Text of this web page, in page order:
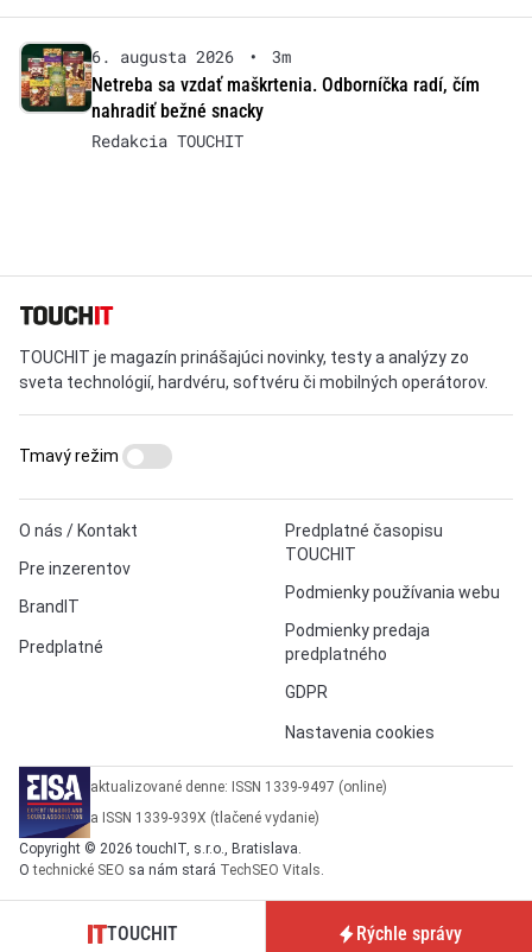
6. augusta 2026 •
3m
Netreba sa vzdať maškrtenia. Odborníčka radí, čím
nahradiť bežné snacky
Redakcia TOUCHIT
TOUCHIT je magazín prinášajúci novinky, testy a analýzy zo
sveta technológií, hardvéru, softvéru či mobilných operátorov.
O nás / Kontakt
Pre inzerentov
BrandIT
Predplatné
Predplatné časopisu
TOUCHIT
Podmienky používania webu
Podmienky predaja
predplatného
GDPR
Nastavenia cookies
Tmavý režim
aktualizované denne: ISSN 1339-9497 (online)
a ISSN 1339-939X (tlačené vydanie)
Copyright © 2026 touchIT, s.r.o., Bratislava.
Otechnické SEO sa nám stará TechSEO Vitals.
TOUCHIT Rýchle správy